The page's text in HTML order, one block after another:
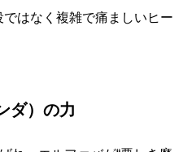
はなく複雑で痛ましいヒー
ダ）の力